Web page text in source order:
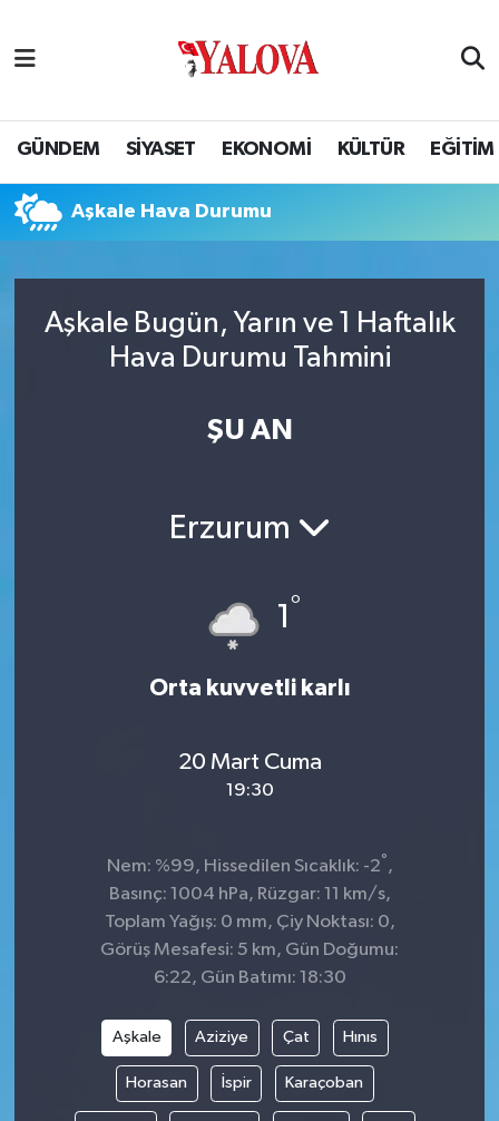
GÜNDEM SİYASET EKONOMİ KÜLTÜR EĞİTİM
Aşkale Hava Durumu
Aşkale Bugün, Yarın ve 1 Haftalık
Hava Durumu Tahmini
ŞU AN
Erzurum
1 °
Orta kuvvetli karlı
20 Mart Cuma
19:30
Nem: %99, Hissedilen Sıcaklık: -2° ,
Basınç: 1004 hPa, Rüzgar: 11 km/s,
Toplam Yağış: 0 mm, Çiy Noktası: 0,
Görüş Mesafesi: 5 km, Gün Doğumu:
6:22, Gün Batımı: 18:30
Aşkale Aziziye Çat Hınıs
Horasan İspir Karaçoban
SİYASET
EĞİTİM
BİLİM VE TEKNOLOJİ
Yalova Nöbetçi Eczaneler
Yalova Hava Durumu
Puan Durumu ve Fikstür
Tüm Manşetler
Son Dakika Haberleri